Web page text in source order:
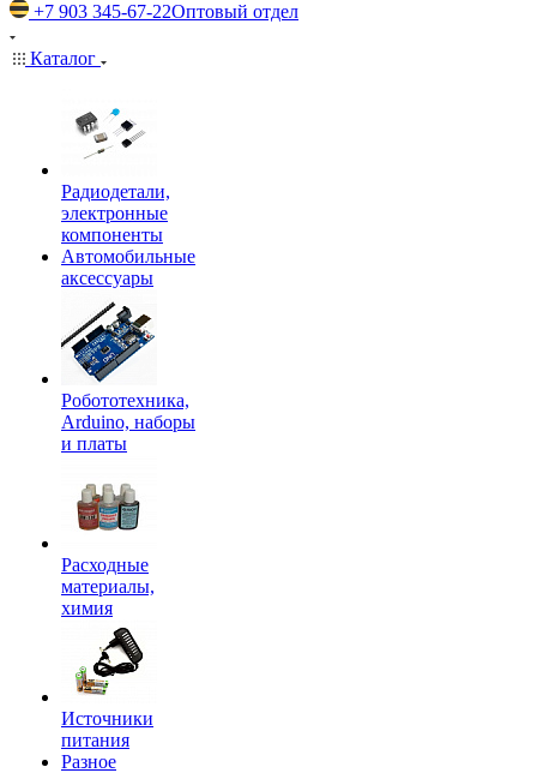
+7 903 345-67-22Оптовый отдел
Каталог
Радиодетали,
электронные
компоненты
Автомобильные
аксессуары
Робототехника,
Arduino, наборы
и платы
Расходные
материалы,
химия
Источники
питания
Разное